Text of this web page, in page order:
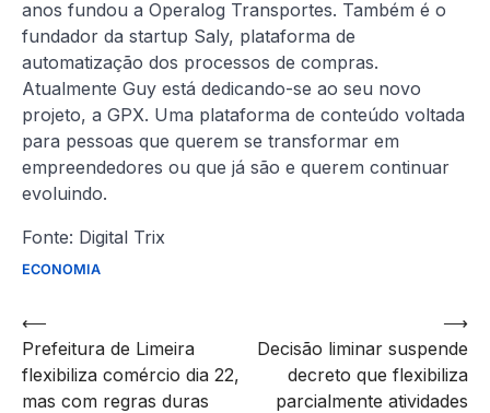
anos fundou a Operalog Transportes. Também é o
fundador da startup Saly, plataforma de
automatização dos processos de compras.
Atualmente Guy está dedicando-se ao seu novo
projeto, a GPX. Uma plataforma de conteúdo voltada
para pessoas que querem se transformar em
empreendedores ou que já são e querem continuar
evoluindo.
Fonte: Digital Trix
ECONOMIA
Navegação
de
artigos
⟵
Prefeitura de Limeira
flexibiliza comércio dia 22,
mas com regras duras
Decisão liminar suspende
decreto que flexibiliza
parcialmente atividades
⟶